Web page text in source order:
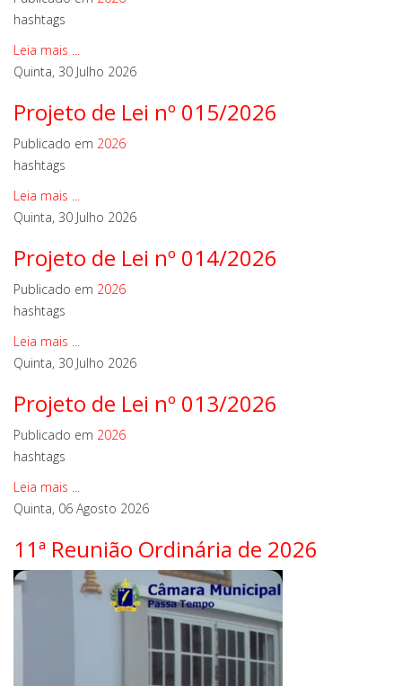
hashtags
Leia mais ...
Quinta, 30 Julho 2026
Projeto de Lei nº 015/2026
Publicado em 2026
hashtags
Leia mais ...
Quinta, 30 Julho 2026
Projeto de Lei nº 014/2026
Publicado em 2026
hashtags
Leia mais ...
Quinta, 30 Julho 2026
Projeto de Lei nº 013/2026
Publicado em 2026
hashtags
Leia mais ...
Quinta, 06 Agosto 2026
11ª Reunião Ordinária de 2026